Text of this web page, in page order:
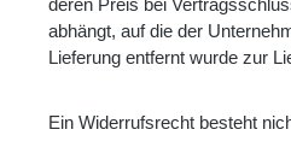
deren Preis bei
abhängt, auf die der
Lieferung entfernt wurde zur
Ein Widerrufsrecht besteht